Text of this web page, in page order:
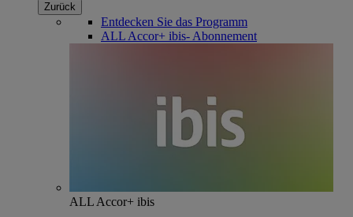
Zurück
Entdecken Sie das Programm
ALL Accor+ ibis- Abonnement
ALL Accor+ ibis